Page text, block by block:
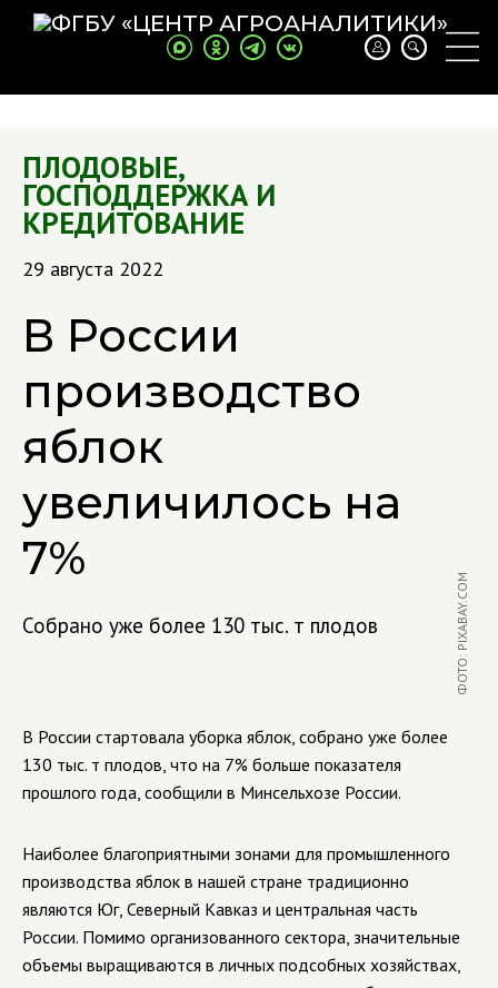
ПЛОДОВЫЕ,
ГОСПОДДЕРЖКА И
КРЕДИТОВАНИЕ
29 августа 2022
В России
производство
яблок
увеличилось на
7%
Собрано уже более 130 тыс. т плодов ФОТО: PIXABAY.COM
В России стартовала уборка яблок, собрано уже более
130 тыс. т плодов, что на 7% больше показателя
прошлого года, сообщили в Минсельхозе России.
Наиболее благоприятными зонами для промышленного
производства яблок в нашей стране традиционно
являются Юг, Северный Кавказ и центральная часть
России. Помимо организованного сектора, значительные
объемы выращиваются в личных подсобных хозяйствах,